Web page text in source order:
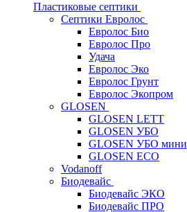
Пластиковые септики
Септики Евролос
Евролос Био
Евролос Про
Удача
Евролос Эко
Евролос Грунт
Евролос Экопром
GLOSEN
GLOSEN LETT
GLOSEN УБО
GLOSEN УБО мини
GLOSEN ECO
Vodanoff
Биодевайс
Биодевайс ЭКО
Биодевайс ПРО